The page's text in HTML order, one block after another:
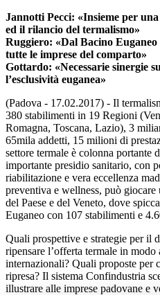
Jannotti Pecci: «Insieme per
ed il rilancio del termalismo»
Ruggiero: «Dal Bacino Euganeo
tutte le imprese del comparto»
Gottardo: «Necessarie sinergie
l’esclusività euganea»
(Padova - 17.02.2017) - Il
380 stabilimenti in 19 Regioni
Romagna, Toscana, Lazio), 3
65mila addetti, 15 milioni di
settore termale è colonna portante
importante presidio sanitario, con
riabilitazione e vera eccellenza
preventiva e wellness, può
del Paese e del Veneto, dove
Euganeo con 107 stabilimenti e
Quali prospettive e strategie per il
ripensare l’offerta termale in
internazionali? Quali proposte per
ripresa? Il sistema Confindustria
illustrare alle imprese padovane e